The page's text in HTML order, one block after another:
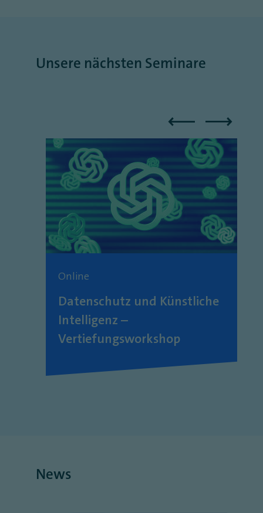
Unsere nächsten Seminare
Online
Datenschutz und Künstliche
Intelligenz –
Vertiefungsworkshop
News